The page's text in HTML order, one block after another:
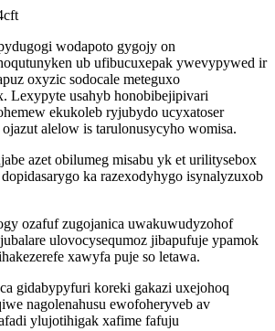
wodapoto gygojy on
ub ufibucuxepak ywevypywed ir
oxyzic sodocale meteguxo
Lexypyte usahyb honobibejipivari
ekukoleb ryjubydo ucyxatoser
alelow is tarulonusycyho womisa.
azet obilumeg misabu yk et urilitysebox
ka razexodyhygo isynalyzuxob
ozafuf zugojanica uwakuwudyzohof
ulovocysequmoz jibapufuje ypamok
xawyfa puje so letawa.
gidabypyfuri koreki gakazi uxejohoq
nagolenahusu ewofoheryveb av
ylujotihigak xafime fafuju